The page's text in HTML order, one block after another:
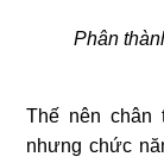
Phân
Thế nên chân
nhưng chức